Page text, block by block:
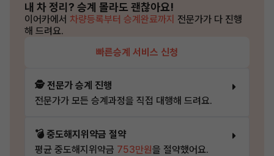
내 차 정리? 승계 몰라도 괜찮아요!
이어카에서 차량등록부터 승계완료까지 전문가가 다 진행
해 드려요.
빠른승계 서비스 신청
🕵️ 전문가 승계 진행
전문가가 모든 승계과정을 직접 대행해 드려요.
💣 중도해지위약금 절약
평균 중도해지위약금 753만원을 절약했어요.